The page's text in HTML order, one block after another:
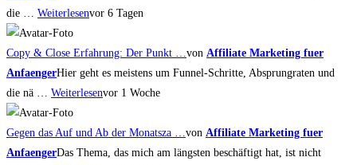
die … Weiterlesenvor 6 Tagen
Copy & Close Erfahrung: Der Punkt … von Affiliate Marketing fuer
AnfaengerHier geht es meistens um Funnel-Schritte, Absprungraten und
die nä … Weiterlesenvor 1 Woche
Gegen das Auf und Ab der Monatsza … von Affiliate Marketing fuer
AnfaengerDas Thema, das mich am längsten beschäftigt hat, ist nicht